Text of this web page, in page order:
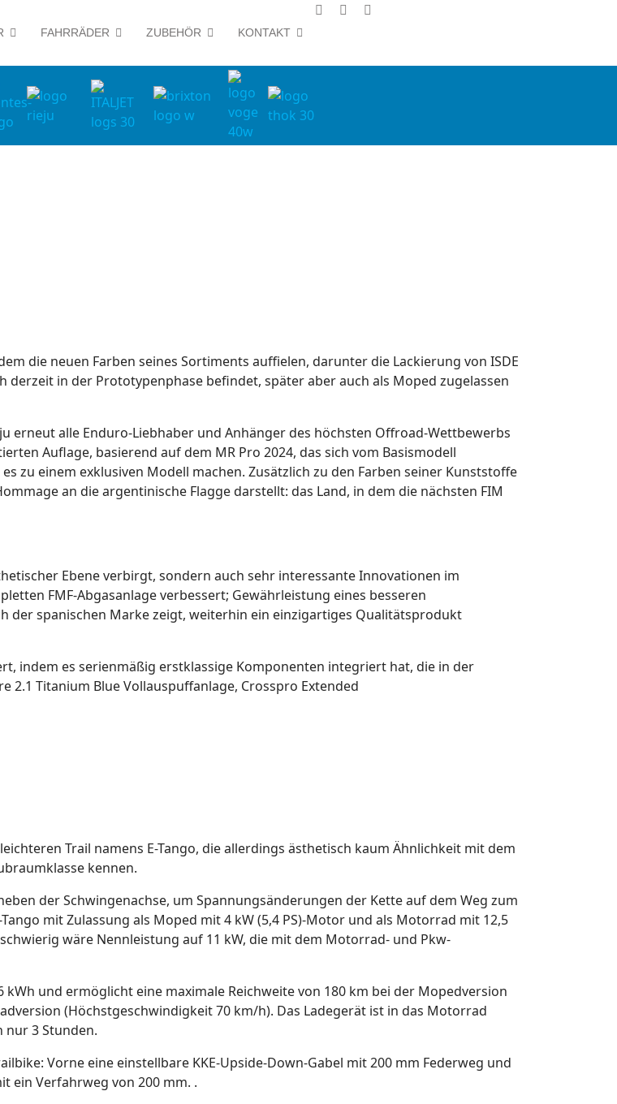
FAHRRÄDER ZUBEHÖR KONTAKT
die neuen Farben seines Sortiments auffielen, darunter die Lackierung von ISDE
derzeit in der Prototypenphase befindet, später aber auch als Moped zugelassen
erneut alle Enduro-Liebhaber und Anhänger des höchsten Offroad-Wettbewerbs
Auflage, basierend auf dem MR Pro 2024, das sich vom Basismodell
zu einem exklusiven Modell machen. Zusätzlich zu den Farben seiner Kunststoffe
an die argentinische Flagge darstellt: das Land, in dem die nächsten FIM
Ebene verbirgt, sondern auch sehr interessante Innovationen im
FMF-Abgasanlage verbessert; Gewährleistung eines besseren
der spanischen Marke zeigt, weiterhin ein einzigartiges Qualitätsprodukt
indem es serienmäßig erstklassige Komponenten integriert hat, die in der
2.1 Titanium Blue Vollauspuffanlage, Crosspro Extended
Trail namens E-Tango, die allerdings ästhetisch kaum Ähnlichkeit mit dem
kennen.
der Schwingenachse, um Spannungsänderungen der Kette auf dem Weg zum
mit Zulassung als Moped mit 4 kW (5,4 PS)-Motor und als Motorrad mit 12,5
wäre Nennleistung auf 11 kW, die mit dem Motorrad- und Pkw-
und ermöglicht eine maximale Reichweite von 180 km bei der Mopedversion
(Höchstgeschwindigkeit 70 km/h). Das Ladegerät ist in das Motorrad
3 Stunden.
Vorne eine einstellbare KKE-Upside-Down-Gabel mit 200 mm Federweg und
ein Verfahrweg von 200 mm. .